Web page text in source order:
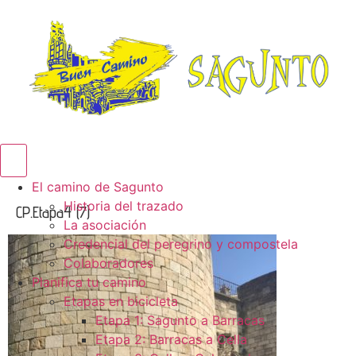
El camino de Sagunto
Historia del trazado
La asociación
Credencial del peregrino y compostela
Colaboradores
Planifica tu camino
Etapas en bicicleta
Etapa 1: Sagunto a Barracas
Etapa 2: Barracas a Cella
CP.Etapa4 (7)